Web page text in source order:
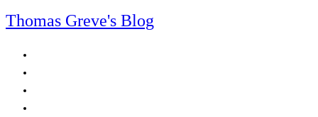
Zum
Inhalt
Thomas Greve's Blog